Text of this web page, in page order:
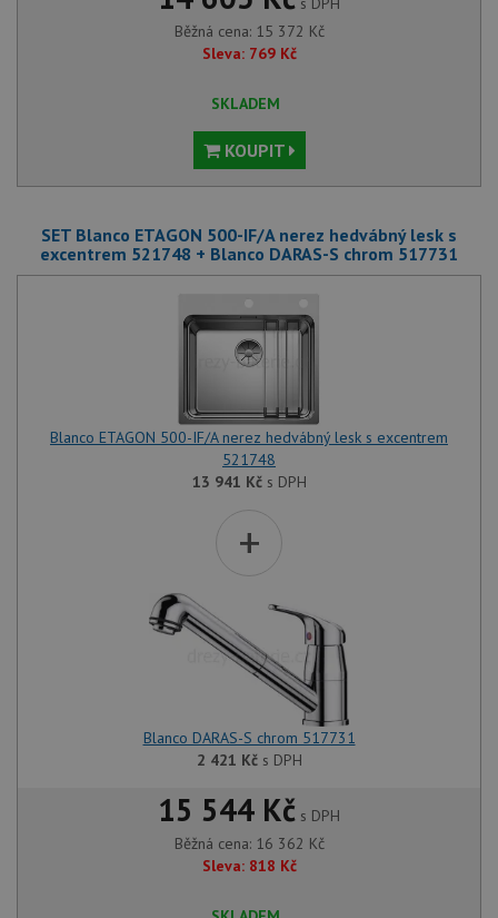
Běžná cena: 15 372 Kč
Sleva: 769 Kč
SKLADEM
KOUPIT
SET Blanco ETAGON 500-IF/A nerez hedvábný lesk s
excentrem 521748 + Blanco DARAS-S chrom 517731
Blanco ETAGON 500-IF/A nerez hedvábný lesk s excentrem
521748
13 941 Kčs DPH
+
Blanco DARAS-S chrom 517731
2 421 Kčs DPH
15 544 Kč s DPH
Běžná cena: 16 362 Kč
Sleva: 818 Kč